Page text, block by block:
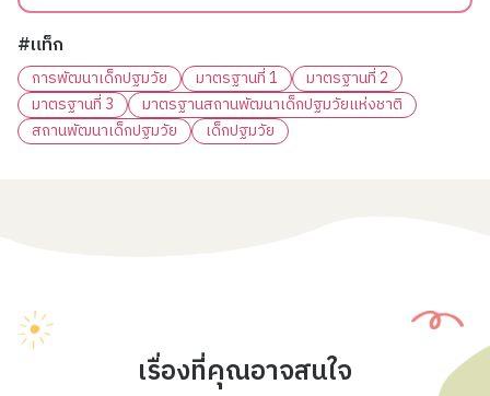
#แท็ก
การพัฒนาเด็กปฐมวัย มาตรฐานที่ 1
มาตรฐานที่ 2
มาตรฐานที่ 3
มาตรฐานสถานพัฒนาเด็กปฐมวัยแห่งชาติ
สถานพัฒนาเด็กปฐมวัย
เด็กปฐมวัย
เรื่องที่คุณอาจสนใจ